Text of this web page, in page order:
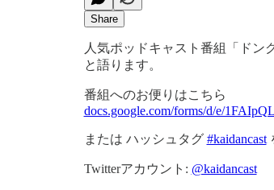
Share
人気ポッドキャスト番組「ドン
と語ります。
番組へのお便りはこちら
docs.google.com/forms/d/e/
または ハッシュタグ #kaidancast
Twitterアカウント: @kaidancast